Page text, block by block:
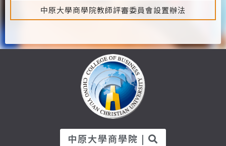
中原大學商學院教師評審委員會設置辦法
中原大學商學院 |